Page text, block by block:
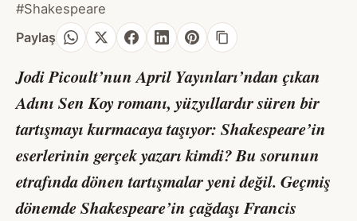
#Shakespeare
Paylaş
Jodi Picoult’nun April Yayınları’ndan çıkan
Adını Sen Koyromanı, yüzyıllardır süren bir
tartışmayı kurmacaya taşıyor: Shakespeare’in
eserlerinin gerçek yazarı kimdi? Bu sorunun
etrafında dönen tartışmalar yeni değil. Geçmiş
dönemde Shakespeare’in çağdaşı Francis